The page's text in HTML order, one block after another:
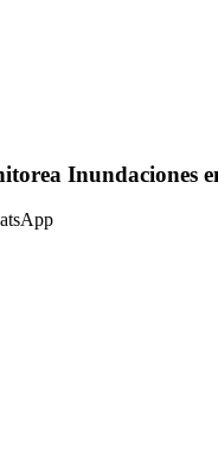
Inundaciones